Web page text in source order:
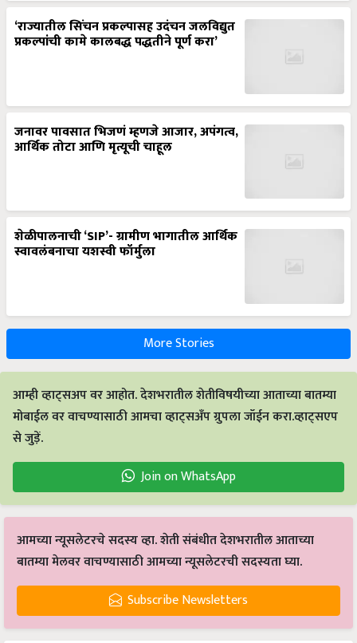
‘राज्यातील सिंचन प्रकल्पासह उदंचन जलविद्युत
प्रकल्पांची कामे कालबद्ध पद्धतीने पूर्ण करा’
जनावर पावसात भिजणं म्हणजे आजार, अपंगत्व,
आर्थिक तोटा आणि मृत्यूची चाहूल
शेळीपालनाची ‘SIP’- ग्रामीण भागातील आर्थिक
स्वावलंबनाचा यशस्वी फॉर्मुला
More Stories
आम्ही व्हाट्सअप वर आहोत. देशभरातील शेतीविषयीच्या आताच्या बातम्या
मोबाईल वर वाचण्यासाठी आमचा व्हाट्सअँप ग्रुपला जॉईन करा.व्हाट्सएप
से जुड़ें.
Join on WhatsApp
आमच्या न्यूसलेटरचे सदस्य व्हा. शेती संबंधीत देशभरातील आताच्या
बातम्या मेलवर वाचण्यासाठी आमच्या न्यूसलेटरची सदस्यता घ्या.
Subscribe Newsletters